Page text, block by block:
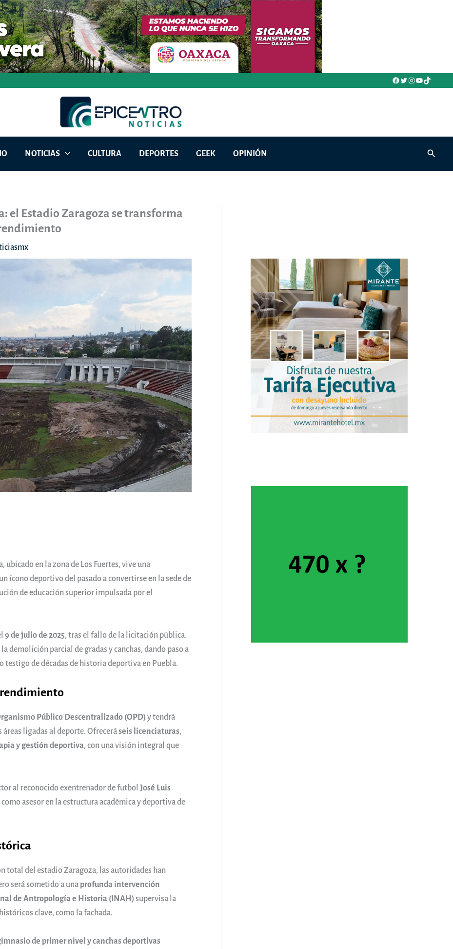
Facebook
Twitter
Instagram
YouTube
TikTok
NOTICIAS CULTURA DEPORTES GEEK OPINIÓN Buscar
el Estadio Zaragoza se transforma
en la zona de Los Fuertes, vive una
ícono deportivo del pasado a convertirse en la sede de
de educación superior impulsada por el
9 de julio de 2025, tras el fallo de la licitación pública.
demolición parcial de gradas y canchas, dando paso a
testigo de décadas de historia deportiva en Puebla.
Público Descentralizado (OPD) y tendrá
ligadas al deporte. Ofreceráseis licenciaturas,
y gestión deportiva, con una visión integral que
al reconocido exentrenador de futbol José Luis
asesor en la estructura académica y deportiva de
total del estadio Zaragoza, las autoridades han
será sometido a una profunda intervención
de Antropología e Historia (INAH) supervisa la
clave, como la fachada.
de primer nivel y canchas deportivas